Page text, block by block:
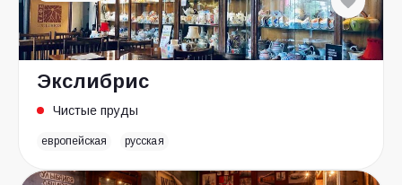
Экслибрис
Чистые пруды
европейская русская